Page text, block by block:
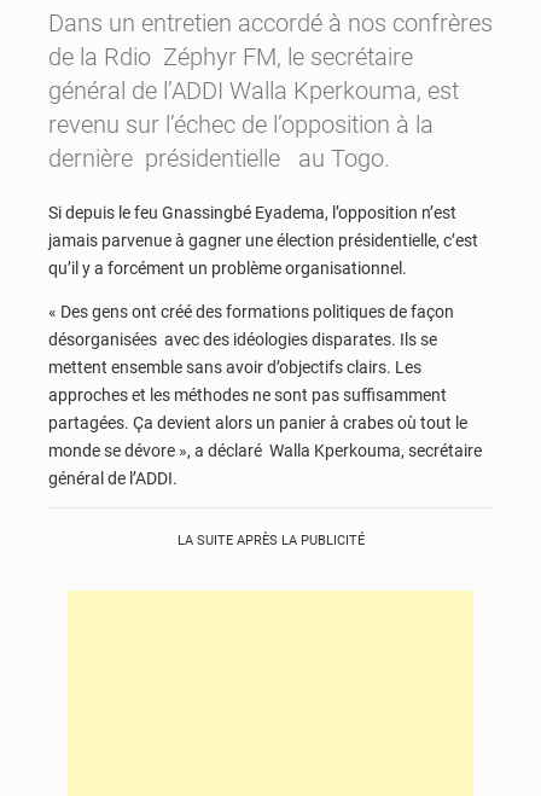
Dans un entretien accordé à nos confrères
de la Rdio Zéphyr FM, le secrétaire
général de l’ADDI Walla Kperkouma, est
revenu sur l’échec de l’opposition à la
dernière présidentielle au Togo.
Si depuis le feu Gnassingbé Eyadema, l’opposition n’est
jamais parvenue à gagner une élection présidentielle, c’est
qu’il y a forcément un problème organisationnel.
« Des gens ont créé des formations politiques de façon
désorganisées avec des idéologies disparates. Ils se
mettent ensemble sans avoir d’objectifs clairs. Les
approches et les méthodes ne sont pas suffisamment
partagées. Ça devient alors un panier à crabes où tout le
monde se dévore », a déclaré Walla Kperkouma, secrétaire
général de l’ADDI.
LA SUITE APRÈS LA PUBLICITÉ